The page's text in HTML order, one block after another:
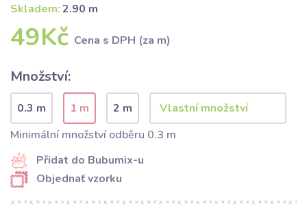
Skladem:2.90 m
49Kč Cena s DPH (za m)
Množství:
0.3 m 1 m
2 m
Minimální množství odběru 0.3 m
Přidat do Bubumix-u
Objednať vzorku